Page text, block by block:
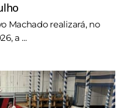
Machado realizará, no
a ...